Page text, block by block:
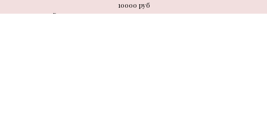
10000 руб
В связи с техническими моментами цену уточнять у